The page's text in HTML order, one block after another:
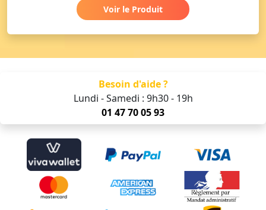
Voir le Produit
Besoin d'aide ?
Lundi - Samedi : 9h30 - 19h
01 47 70 05 93